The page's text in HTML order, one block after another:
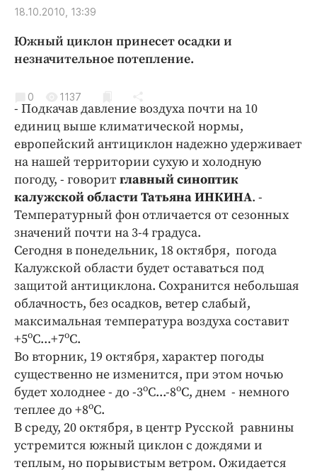
Народные новости
Авто и транспорт
Благоустройство
Культура
Недвижимость и ЖКХ
Образование
Общество
Погода
Праздники
Происшествия
Спорт
Экономика и бизнес
ПРОЕКТЫ
Блоги
Издания
Медиаперсона
Интересное чтиво
Клиника года
Бренд года
Работодатель года
18.10.2010, 13:39
Южный циклон принесет осадки и
незначительное потепление.
0 1137
- Подкачав давление воздуха почти на 10
единиц выше климатической нормы,
европейский антициклон надежно удерживает
на нашей территории сухую и холодную
погоду, - говорит главный синоптик
калужской области Татьяна ИНКИНА. -
Температурный фон отличается от сезонных
значений почти на 3-4 градуса.
Сегодня в понедельник, 18 октября, погода
Калужской области будет оставаться под
защитой антициклона. Сохранится небольшая
облачность, без осадков, ветер слабый,
максимальная температура воздуха составит
+5оС...+7оС.
Во вторник, 19 октября, характер погоды
существенно не изменится, при этом ночью
будет холоднее - до -3оС...-8оС, днем - немного
теплее до +8оС.
В среду, 20 октября, в центр Русской равнины
устремится южный циклон с дождями и
теплым, но порывистым ветром. Ожидается